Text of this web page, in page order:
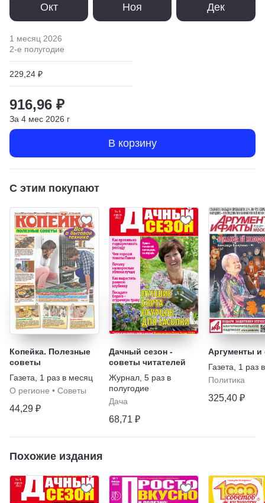
Окт Ноя Дек
1 месяц 2026
2-е полугодие
229,24 ₽
916,96 ₽
За 4 мес 2026 г
В корзину
С этим покупают
Копейка. Полезные
советы
Газета
1 раз в месяц
О регионе • Советы
44,29 ₽
Дачный сезон -
советы читателей
Журнал 5 раз в
полугодие
Дача
68,71 ₽
Аргументы и
Газета
1 раз
Политика
325,40 ₽
Похожие издания